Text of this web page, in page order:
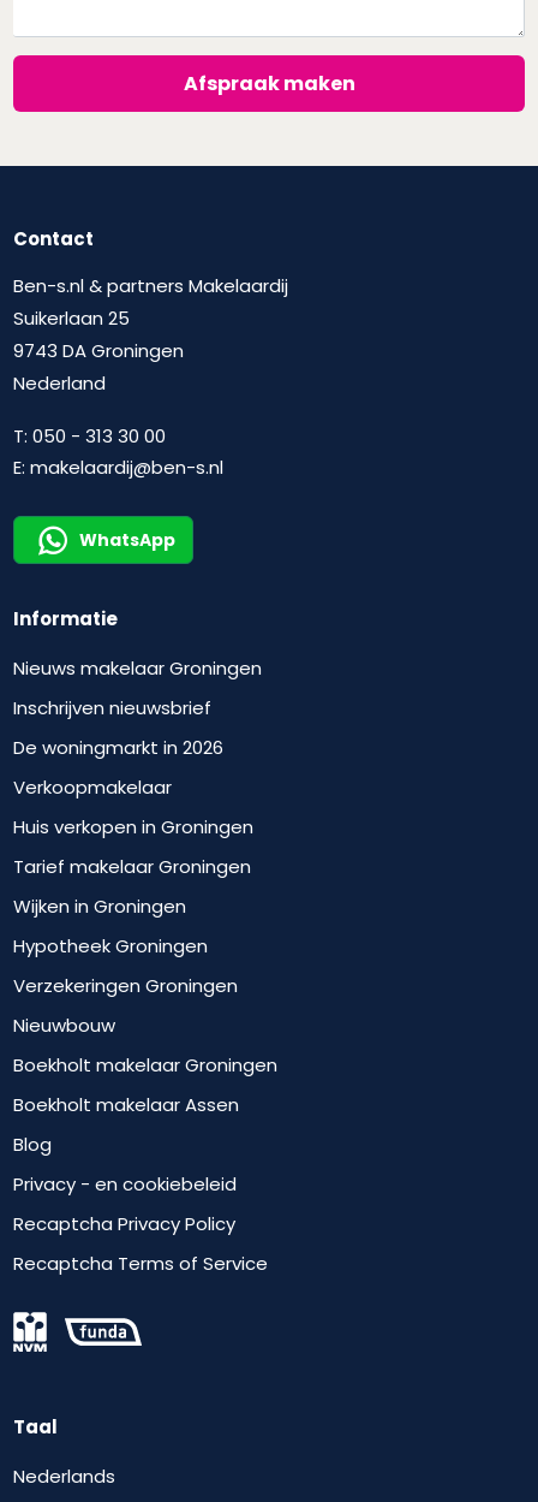
Afspraak maken
Contact
Ben-s.nl & partners Makelaardij
Suikerlaan 25
9743 DA Groningen
Nederland
T:050 - 313 30 00
E:makelaardij@ben-s.nl
WhatsApp
Informatie
Nieuws makelaar Groningen
Inschrijven nieuwsbrief
De woningmarkt in 2026
Verkoopmakelaar
Huis verkopen in Groningen
Tarief makelaar Groningen
Wijken in Groningen
Hypotheek Groningen
Verzekeringen Groningen
Nieuwbouw
Boekholt makelaar Groningen
Boekholt makelaar Assen
Blog
Privacy - en cookiebeleid
Recaptcha Privacy Policy
Recaptcha Terms of Service
Taal
Nederlands